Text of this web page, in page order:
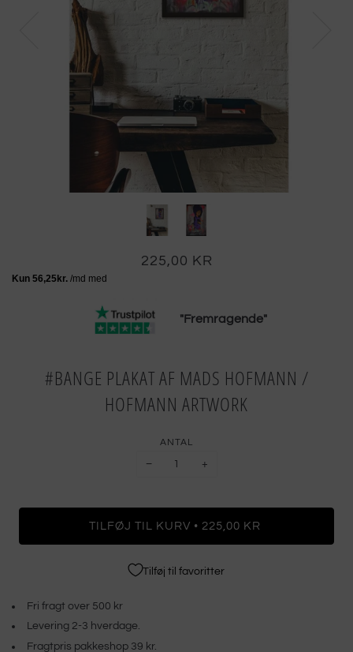
225,00 KR
"Fremragende"
#BANGE PLAKAT AF MADS HOFMANN /
HOFMANN ARTWORK
ANTAL
− +
TILFØJ TIL KURV • 225,00 KR
Tilføj til favoritter
Fri fragt over 500 kr
Levering 2-3 hverdage.
Fragtpris pakkeshop 39 kr.